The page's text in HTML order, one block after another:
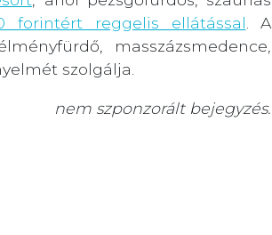
forintért reggelis ellátással . A
masszázsmedence,
szolgálja.
nem szponzorált bejegyzés.